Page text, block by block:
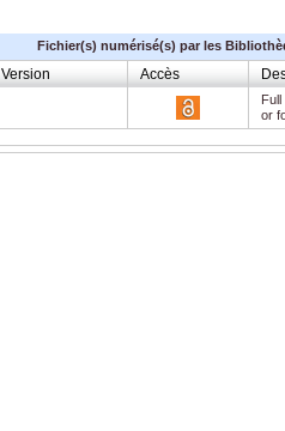
Fichier(s) numérisé(s) par les
Version Accès
or